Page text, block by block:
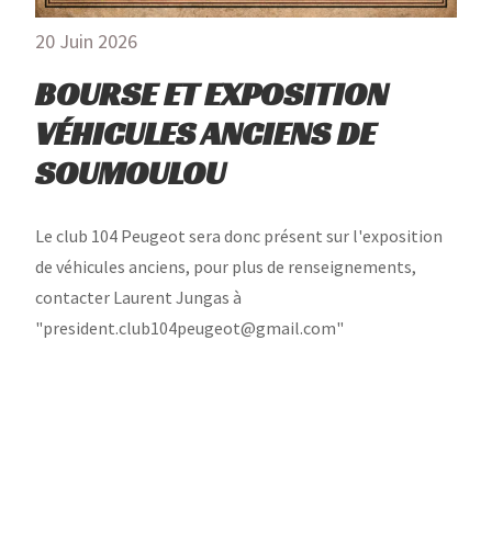
20 Juin 2026
BOURSE ET EXPOSITION
VÉHICULES ANCIENS DE
SOUMOULOU
Le club 104 Peugeot sera donc présent sur l'exposition
de véhicules anciens, pour plus de renseignements,
contacter Laurent Jungas à
"president.club104peugeot@gmail.com"